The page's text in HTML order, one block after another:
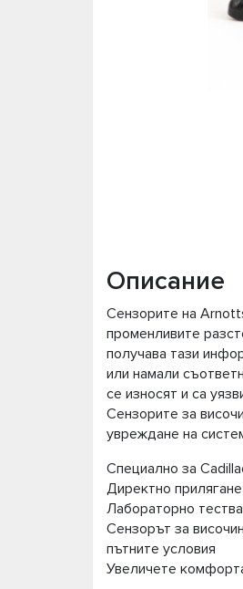
Описание
Сензорите на
променливите
получава тази
или намали
се износят и са
Сензорите за
увреждане на
Специално за
Директно
Лабораторно
Сензорът за
пътните условия
Увеличете